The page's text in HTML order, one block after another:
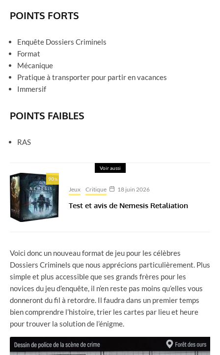
POINTS FORTS
Enquête Dossiers Criminels
Format
Mécanique
Pratique à transporter pour partir en vacances
Immersif
POINTS FAIBLES
RAS
Voir aussi
90%
Jeux Critique 18 juin 2026
Test et avis de Nemesis Retaliation
Voici donc un nouveau format de jeu pour les célèbres
Dossiers Criminels que nous apprécions particulièrement. Plus
simple et plus accessible que ses grands frères pour les
novices du jeu d’enquête, il n’en reste pas moins qu’elles vous
donneront du fil à retordre. Il faudra dans un premier temps
bien comprendre l’histoire, trier les cartes par lieu et heure
pour trouver la solution de l’énigme.